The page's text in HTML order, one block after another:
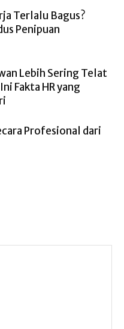
Terlalu Bagus?
Penipuan
Lebih Sering Telat
Fakta HR yang
Profesional dari